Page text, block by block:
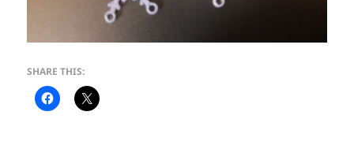
SHARE THIS: